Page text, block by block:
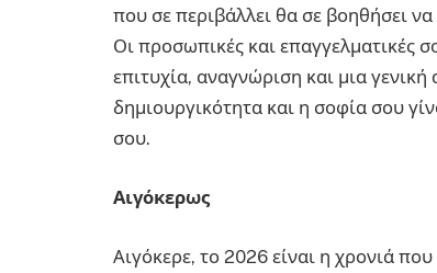
που σε περιβάλλει θα σε βοηθήσει
Οι προσωπικές και επαγγελματικές
επιτυχία, αναγνώριση και μια
δημιουργικότητα και η σοφία σου
σου.
Αιγόκερως
Αιγόκερε, το 2026 είναι η χρονιά που